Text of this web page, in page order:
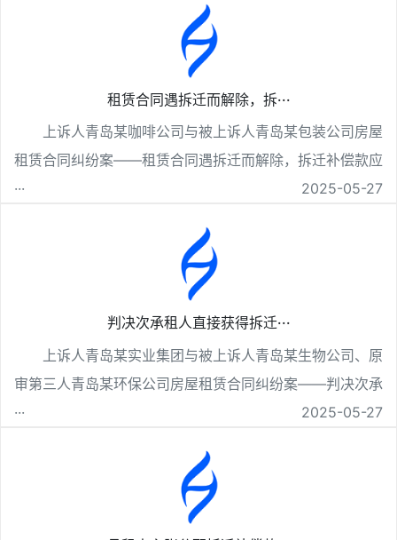
租赁合同遇拆迁而解除，拆···
上诉人青岛某咖啡公司与被上诉人青岛某包装公司房屋
租赁合同纠纷案——租赁合同遇拆迁而解除，拆迁补偿款应
···
2025-05-27
判决次承租人直接获得拆迁···
上诉人青岛某实业集团与被上诉人青岛某生物公司、原
审第三人青岛某环保公司房屋租赁合同纠纷案——判决次承
···
2025-05-27